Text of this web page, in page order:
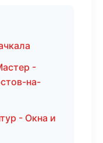
-
на-
- Окна и